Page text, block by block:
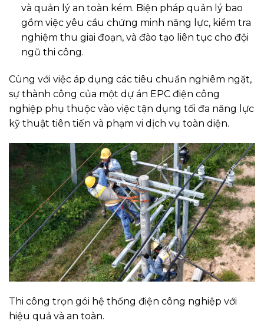
và quản lý an toàn kém. Biện pháp quản lý bao
gồm việc yêu cầu chứng minh năng lực, kiểm tra
nghiệm thu giai đoạn, và đào tạo liên tục cho đội
ngũ thi công.
Cùng với việc áp dụng các tiêu chuẩn nghiêm ngặt,
sự thành công của một dự án EPC điện công
nghiệp phụ thuộc vào việc tận dụng tối đa năng lực
kỹ thuật tiên tiến và phạm vi dịch vụ toàn diện.
Thi công trọn gói hệ thống điện công nghiệp với
hiệu quả và an toàn.